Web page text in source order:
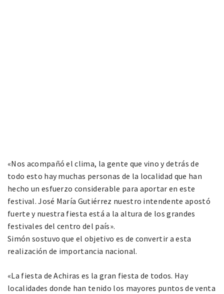
«Nos acompañó el clima, la gente que vino y detrás de
todo esto hay muchas personas de la localidad que han
hecho un esfuerzo considerable para aportar en este
festival. José María Gutiérrez nuestro intendente apostó
fuerte y nuestra fiesta está a la altura de los grandes
festivales del centro del país».
Simón sostuvo que el objetivo es de convertir a esta
realización de importancia nacional.
«La fiesta de Achiras es la gran fiesta de todos. Hay
localidades donde han tenido los mayores puntos de venta